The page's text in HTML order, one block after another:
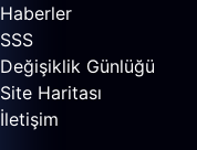
Haberler
SSS
Değişiklik Günlüğü
Site Haritası
İletişim